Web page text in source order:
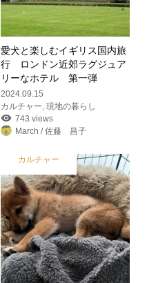
愛犬と楽しむイギリス国内旅
行 ロンドン近郊ラグジュア
リーなホテル 第一弾
2024.09.15
カルチャー,現地の暮らし
743 views
March / 佐藤 昌子
カルチャー